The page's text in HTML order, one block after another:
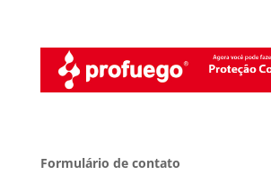
Formulário de contato